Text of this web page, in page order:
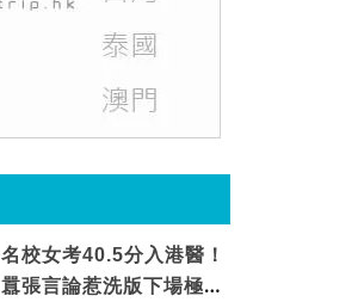
名校女考40.5分入港醫！
囂張言論惹洗版下場極震